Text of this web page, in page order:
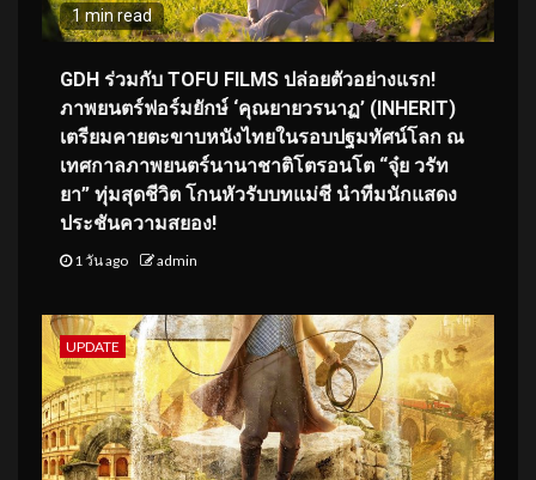
1 min read
GDH ร่วมกับ TOFU FILMS ปล่อยตัวอย่างแรก!
ภาพยนตร์ฟอร์มยักษ์ ‘คุณยายวรนาฏ’ (INHERIT)
เตรียมคายตะขาบหนังไทยในรอบปฐมทัศน์โลก ณ
เทศกาลภาพยนตร์นานาชาติโตรอนโต “จุ๋ย วรัท
ยา” ทุ่มสุดชีวิต โกนหัวรับบทแม่ชี นำทีมนักแสดง
ประชันความสยอง!
1 วัน ago admin
UPDATE